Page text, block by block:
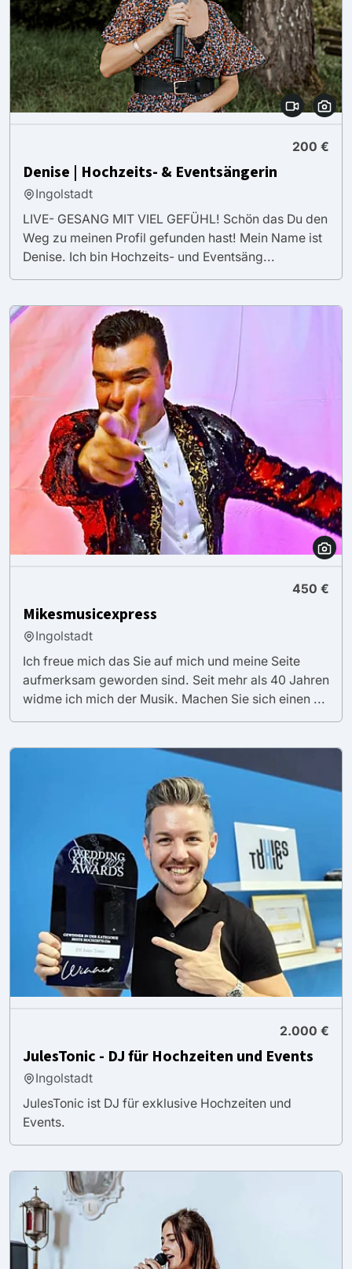
200 €
Denise | Hochzeits- & Eventsängerin
Ingolstadt
LIVE- GESANG MIT VIEL GEFÜHL! Schön das Du den
Weg zu meinen Profil gefunden hast! Mein Name ist
Denise. Ich bin Hochzeits- und Eventsäng...
450 €
Mikesmusicexpress
Ingolstadt
Ich freue mich das Sie auf mich und meine Seite
aufmerksam geworden sind. Seit mehr als 40 Jahren
widme ich mich der Musik.​ Machen Sie sich einen ...
2.000 €
JulesTonic - DJ für Hochzeiten und Events
Ingolstadt
JulesTonic ist DJ für exklusive Hochzeiten und
Events.